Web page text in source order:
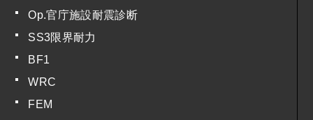
Op.官庁施設耐震診断
SS3限界耐力
BF1
WRC
FEM